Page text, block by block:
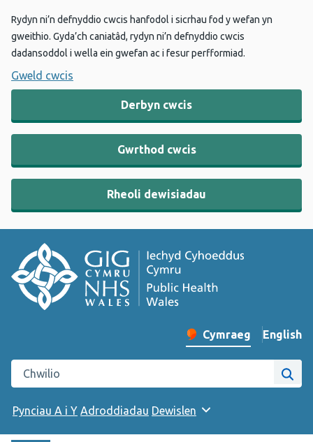
Rydyn ni’n defnyddio cwcis hanfodol i sicrhau fod y wefan yn
gweithio. Gyda’ch caniatâd, rydyn ni’n defnyddio cwcis
dadansoddol i wella ein gwefan ac i fesur perfformiad.
Gweld cwcis
Derbyn cwcis
Gwrthod cwcis
Rheoli dewisiadau
Newid iaith y wefan
Cymraeg English
–
Chwilio gwefan Iechyd Cyhoeddus Cymru
Pynciau A i Y Adroddiadau Dewislen